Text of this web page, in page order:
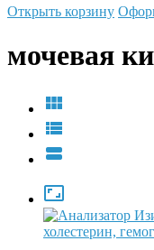
Открыть корзину
мочевая



